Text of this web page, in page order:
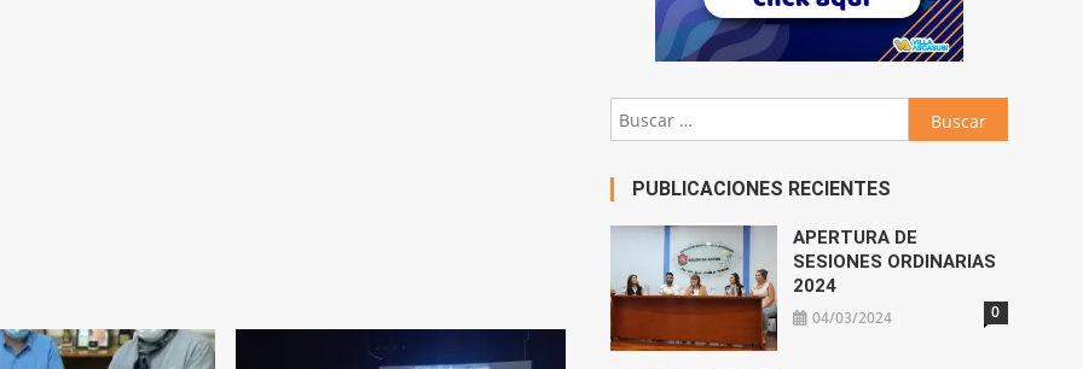
Buscar:
PUBLICACIONES RECIENTES
APERTURA DE
SESIONES ORDINARIAS
2024
04/03/2024 0